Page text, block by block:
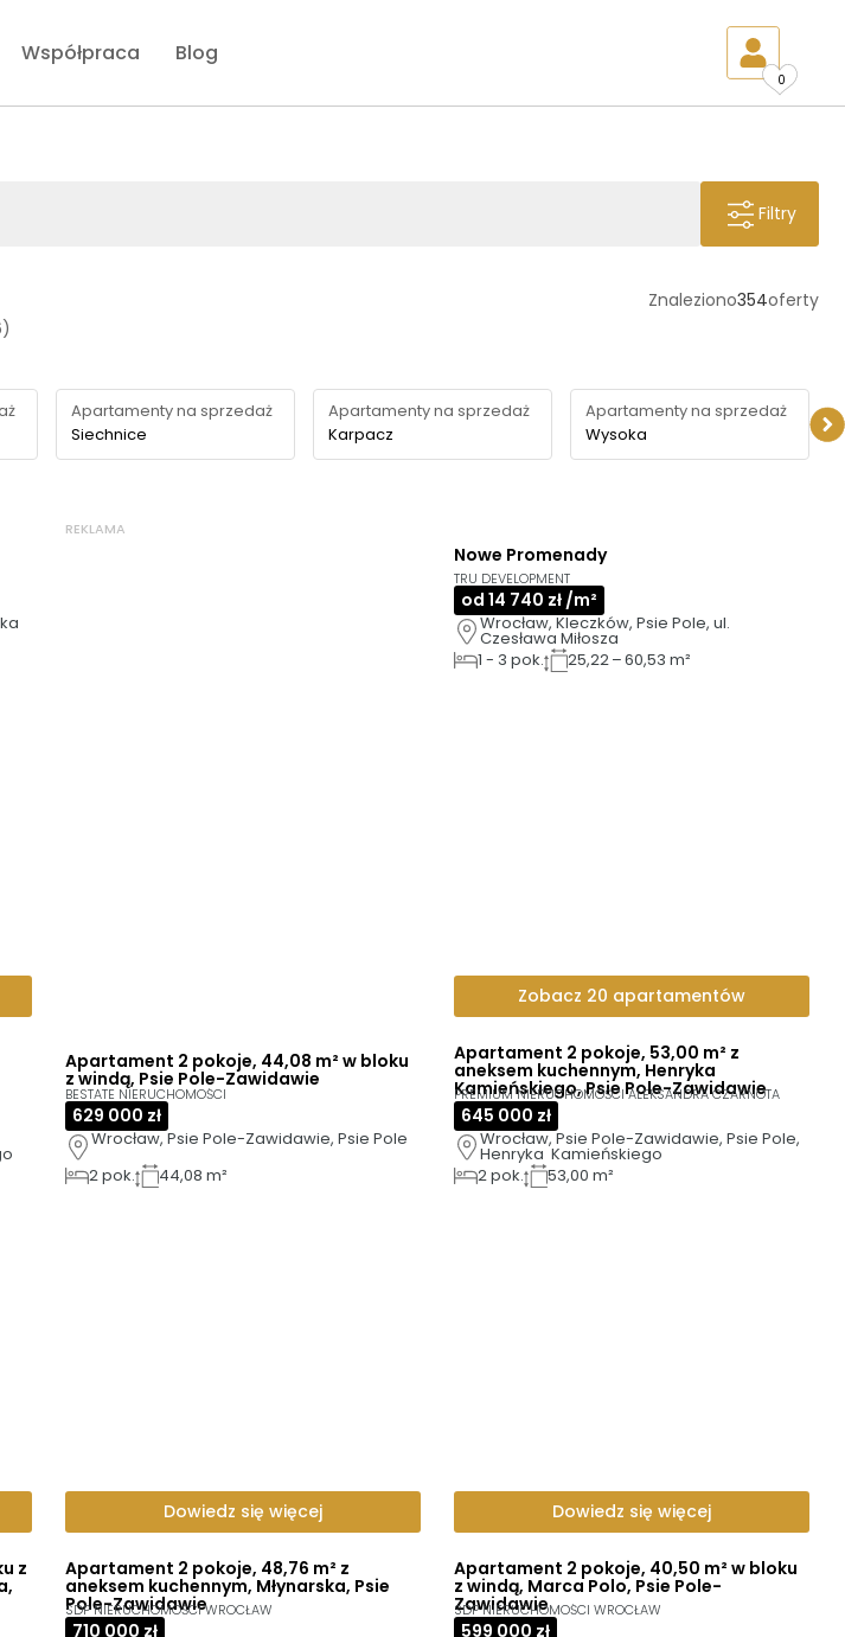
Współpraca Blog
0
Filtry
Znaleziono354oferty
Apartamenty na sprzedaż
Siechnice
Apartamenty na sprzedaż
Karpacz
Apartamenty na sprzedaż
Wysoka
REKLAMA
3D AI GOTOWE DO ODBIORU
Nowe Promenady
TRU DEVELOPMENT
od 14 740 zł /m²
Wrocław, Kleczków, Psie Pole, ul.
Czesława Miłosza
1 - 3 pok. 25,22 – 60,53 m²
Zobacz 20 apartamentów
Apartament 2 pokoje, 44,08 m² w bloku
z windą, Psie Pole-Zawidawie
BESTATE NIERUCHOMOŚCI
629 000 zł
Wrocław, Psie Pole-Zawidawie, Psie Pole
2pok. 44,08 m²
Dowiedz się więcej
Apartament 2 pokoje, 53,00 m² z
aneksem kuchennym, Henryka
Kamieńskiego, Psie Pole-Zawidawie
PREMIUM NIERUCHOMOŚCI ALEKSANDRA CZARNOTA
645 000 zł
Wrocław, Psie Pole-Zawidawie, Psie Pole,
Henryka  Kamieńskiego
2pok. 53,00 m²
Dowiedz się więcej
z Apartament 2 pokoje, 48,76 m² z
aneksem kuchennym, Młynarska, Psie
Pole-Zawidawie
SDP NIERUCHOMOŚCI WROCŁAW
710 000 zł
Apartament 2 pokoje, 40,50 m² w bloku
z windą, Marca Polo, Psie Pole-
Zawidawie
SDP NIERUCHOMOŚCI WROCŁAW
599 000 zł